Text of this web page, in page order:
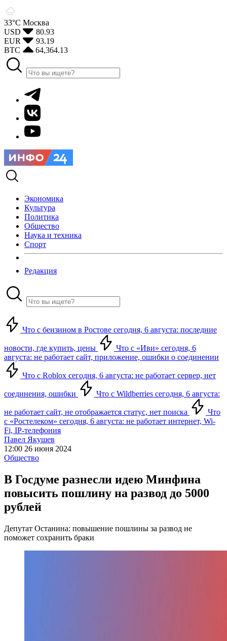
33°С Москва
USD
80.93
EUR
93.19
BTC
64,364.13
Экономика
Культура
Политика
Общество
Наука и техника
Спорт
Редакция
Что с бензином в Ростове сегодня, 6 августа: последние
новости, где купить, цены
Что с «Иви» сегодня, 6
августа: не работает сайт, приложение, ошибки о соединении
Что с Roblox сегодня, 6 августа: не работает сервер, нет
соединения, ошибки Что с Wildberries сегодня, 6 августа:
не работает сайт, не отображается статус, нет поиска
Что
с «Ростелеком» сегодня, 6 августа: не работает интернет, Wi-
Fi, IP-телефония
Павел Якушев
12:00 26 июня 2024
Общество
В Госдуме разнесли идею Минфина
повысить пошлину на развод до 5000
рублей
Депутат Останина: повышение пошлины за развод не
поможет сохранить браки